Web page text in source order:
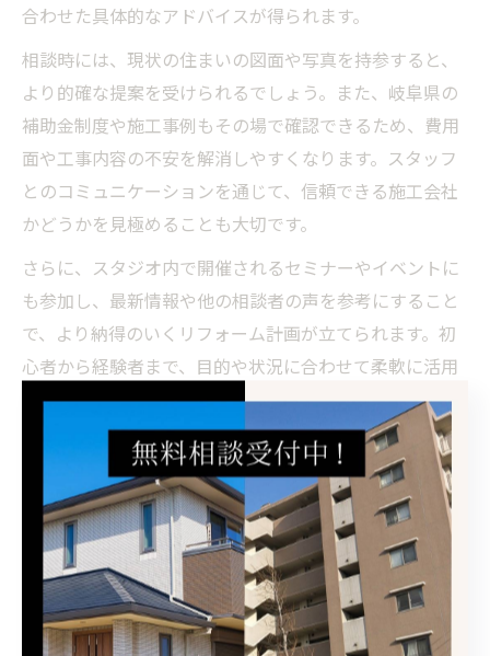
合わせた具体的なアドバイスが得られます。
相談時には、現状の住まいの図面や写真を持参すると、
より的確な提案を受けられるでしょう。また、岐阜県の
補助金制度や施工事例もその場で確認できるため、費用
面や工事内容の不安を解消しやすくなります。スタッフ
とのコミュニケーションを通じて、信頼できる施工会社
かどうかを見極めることも大切です。
さらに、スタジオ内で開催されるセミナーやイベントに
も参加し、最新情報や他の相談者の声を参考にすること
で、より納得のいくリフォーム計画が立てられます。初
心者から経験者まで、目的や状況に合わせて柔軟に活用
しましょう。
岐阜県でリフォームを考えるなら
今が狙い目
岐阜県でリフォームを始める最適なタイミング